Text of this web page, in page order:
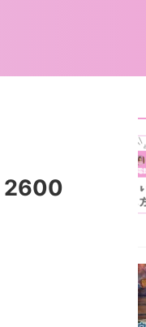
2600